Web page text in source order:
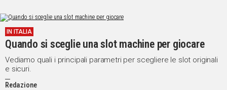
IN ITALIA
Quando si sceglie una slot machine per giocare
Vediamo quali i principali parametri per scegliere le slot originali
e sicuri.
Redazione